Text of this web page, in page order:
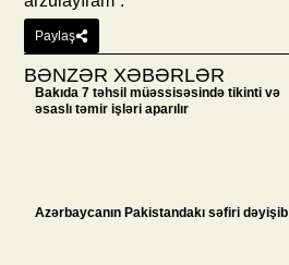
Paylaş
BƏNZƏR XƏBƏRLƏR
Bakıda 7 təhsil müəssisəsində tikinti və
əsaslı təmir işləri aparılır
Azərbaycanın Pakistandakı səfiri dəyişib